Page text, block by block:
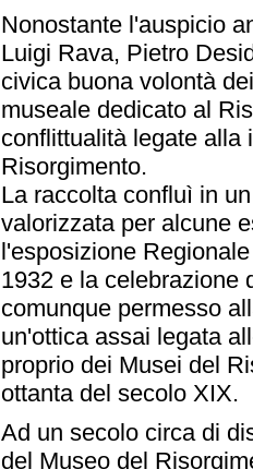
Nonostante l'auspicio
Luigi Rava, Pietro
civica buona volontà
museale dedicato al
conflittualità legate alla
Risorgimento.
La raccolta confluì in
valorizzata per alcune
l'esposizione
1932 e la celebrazione
comunque permesso
un'ottica assai legata
proprio dei Musei del
ottanta del secolo XIX.
Ad un secolo circa di
del Museo del